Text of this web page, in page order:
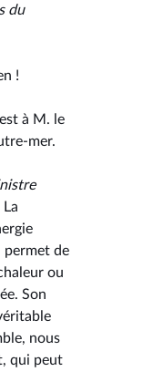
du
!
à M. le
mer.
La
permet de
ou
Son
nous
qui peut